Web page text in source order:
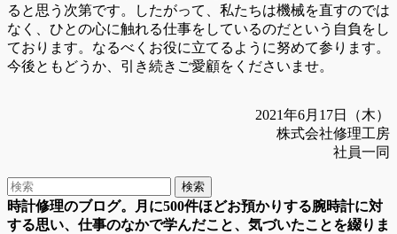
ると思う次第です。したがって、私たちは機械を直すのでは
なく、ひとの心に触れる仕事をしているのだという自負をし
ております。なるべくお役に立てるように努めて参ります。
今後ともどうか、引き続きご愛顧をくださいませ。
2021年6月17日（木）
株式会社修理工房
社員一同
時計修理のブログ。月に500件ほどお預かりする腕時計に対
する思い、仕事のなかで学んだこと、気づいたことを綴りま